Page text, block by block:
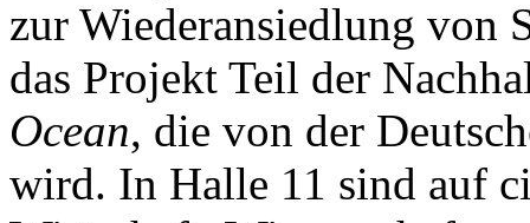
zur Wiederansiedlung von
das Projekt Teil der
Ocean, die von der
wird. In Halle 11 sind auf